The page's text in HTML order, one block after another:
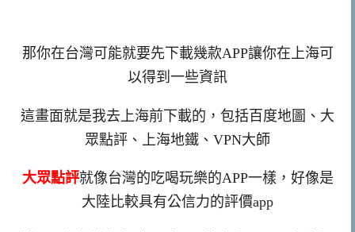
那你在台灣可能就要先下載幾款APP讓你在上海可
以得到一些資訊
這畫面就是我去上海前下載的，包括百度地圖、大
眾點評、上海地鐵、 VPN大師
大眾點評就像台灣的吃喝玩樂的APP一樣，好像是
大陸比較具有公信力的評價app